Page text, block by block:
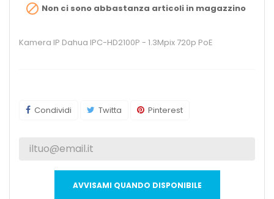
 Non ci sono abbastanza articoli in magazzino
Kamera IP Dahua IPC-HD2100P - 1.3Mpix 720p PoE
Condividi Twitta Pinterest
AVVISAMI QUANDO DISPONIBILE